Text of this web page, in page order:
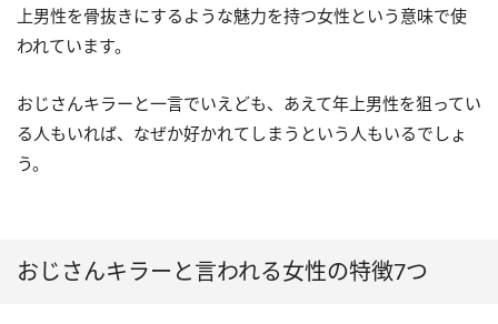
上男性を骨抜きにするような魅力を持つ女性という意味で使
われています。
おじさんキラーと一言でいえども、あえて年上男性を狙ってい
る人もいれば、なぜか好かれてしまうという人もいるでしょ
う。
おじさんキラーと言われる女性の特徴7つ